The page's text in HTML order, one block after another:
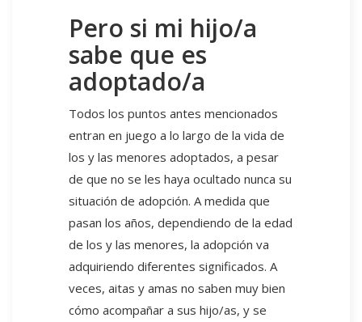
Pero si mi hijo/a
sabe que es
adoptado/a
Todos los puntos antes mencionados
entran en juego a lo largo de la vida de
los y las menores adoptados, a pesar
de que no se les haya ocultado nunca su
situación de adopción. A medida que
pasan los años, dependiendo de la edad
de los y las menores, la adopción va
adquiriendo diferentes significados. A
veces, aitas y amas no saben muy bien
cómo acompañar a sus hijo/as, y se